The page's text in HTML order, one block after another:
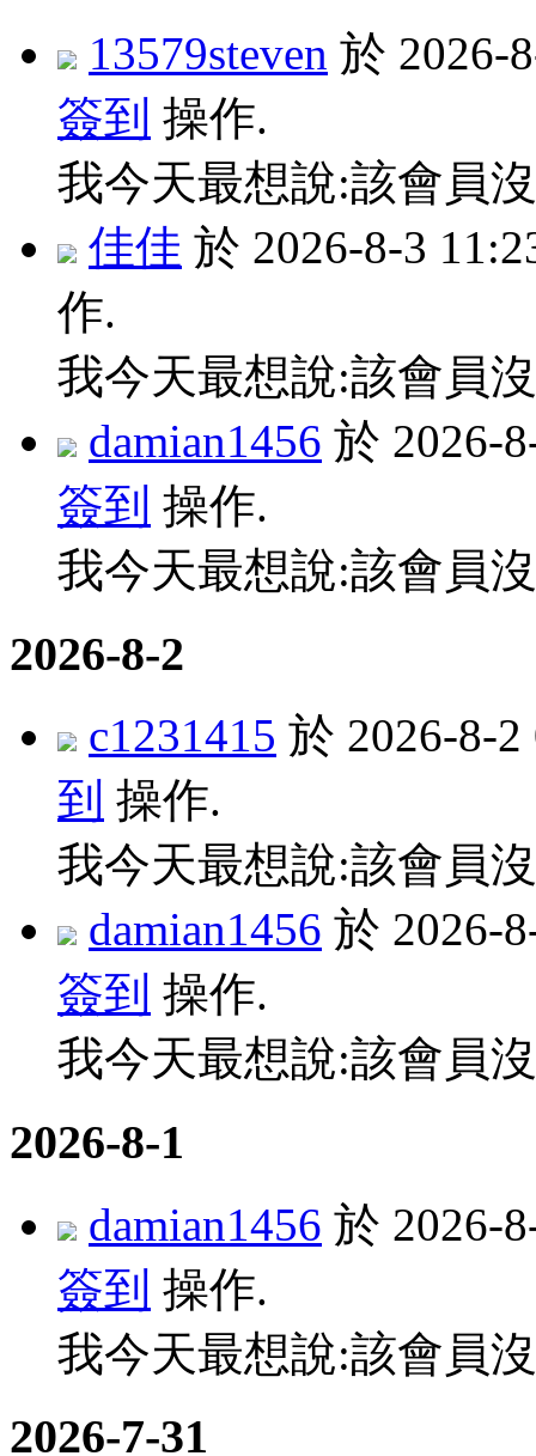
13579steven 於 2026-
簽到 操作.
我今天最想說:該會員
佳佳 於 2026-8-3
作.
我今天最想說:該會員
damian1456 於 2026-
簽到 操作.
我今天最想說:該會員
2026-8-2
c1231415 於 2026-8-
到 操作.
我今天最想說:該會員
damian1456 於 2026-
簽到 操作.
我今天最想說:該會員
2026-8-1
damian1456 於 2026-
簽到 操作.
我今天最想說:該會員
2026-7-31